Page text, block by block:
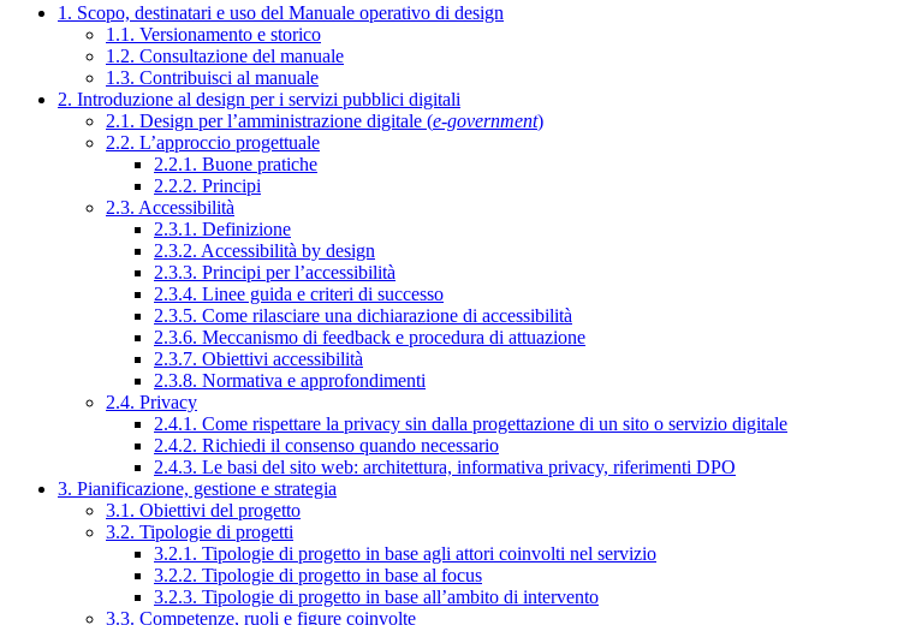
1. Scopo, destinatari e uso del Manuale operativo di design
1.1. Versionamento e storico
1.2. Consultazione del manuale
1.3. Contribuisci al manuale
2. Introduzione al design per i servizi pubblici digitali
2.1. Design per l’amministrazione digitale (e-government)
2.2. L’approccio progettuale
2.2.1. Buone pratiche
2.2.2. Principi
2.3. Accessibilità
2.3.1. Definizione
2.3.2. Accessibilità by design
2.3.3. Principi per l’accessibilità
2.3.4. Linee guida e criteri di successo
2.3.5. Come rilasciare una dichiarazione di accessibilità
2.3.6. Meccanismo di feedback e procedura di attuazione
2.3.7. Obiettivi accessibilità
2.3.8. Normativa e approfondimenti
2.4. Privacy
2.4.1. Come rispettare la privacy sin dalla progettazione di un sito o servizio digitale
2.4.2. Richiedi il consenso quando necessario
2.4.3. Le basi del sito web: architettura, informativa privacy, riferimenti DPO
3. Pianificazione, gestione e strategia
3.1. Obiettivi del progetto
3.2. Tipologie di progetti
3.2.1. Tipologie di progetto in base agli attori coinvolti nel servizio
3.2.2. Tipologie di progetto in base al focus
3.2.3. Tipologie di progetto in base all’ambito di intervento
3.3. Competenze, ruoli e figure coinvolte